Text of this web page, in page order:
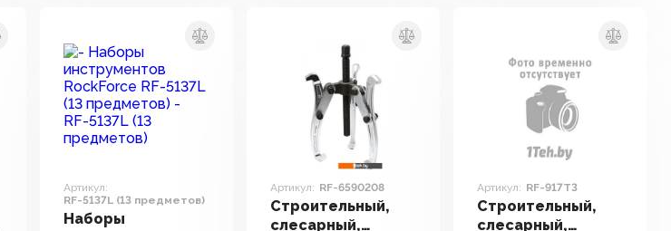
Артикул:
RF-5137L (13 предметов)
Наборы
Артикул: RF-6590208
Строительный,
слесарный,
Артикул: RF-917T3
Строительный,
слесарный,